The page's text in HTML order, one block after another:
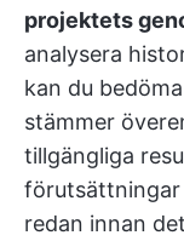
projektets
analysera
kan du
stämmer
tillgängliga
redan innan